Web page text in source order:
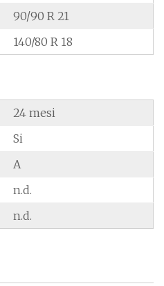
90/90 R 21
140/80 R 18
24 mesi
Si
A
n.d.
n.d.